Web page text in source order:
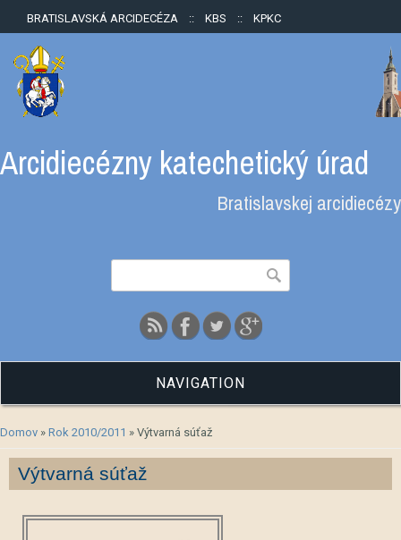
BRATISLAVSKÁ ARCIDECÉZA :: KBS :: KPKC
Arcidiecézny katechetický úrad
Bratislavskej arcidiecézy
Vyhľadávanie
NAVIGATION
Nachádzate sa tu
Domov » Rok 2010/2011 » Výtvarná súťaž
Výtvarná súťaž